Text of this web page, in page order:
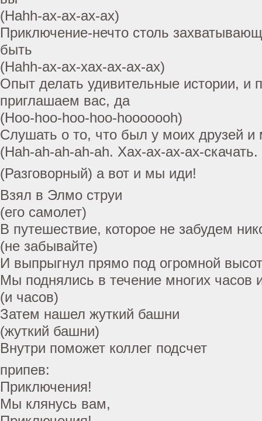
(Hahh-ах-ах-ах-ах)
Приключение-нечто столь
быть
(Hahh-ах-ах-хах-ах-ах-ах)
Опыт делать удивительные истории, и
приглашаем вас, да
(Hoo-hoo-hoo-hoo-hooooooh)
Слушать о то, что был у моих друзей и
(Hah-ah-ah-ah-ah. Хах-ах-ах-ах-
(Разговорный) а вот и мы иди!
Взял в Элмо струи
(его самолет)
В путешествие, которое не забудем
(не забывайте)
И выпрыгнул прямо под огромной
Мы поднялись в течение многих часов
(и часов)
Затем нашел жуткий башни
(жуткий башни)
Внутри поможет коллег подсчет
припев:
Приключения!
Мы клянусь вам,